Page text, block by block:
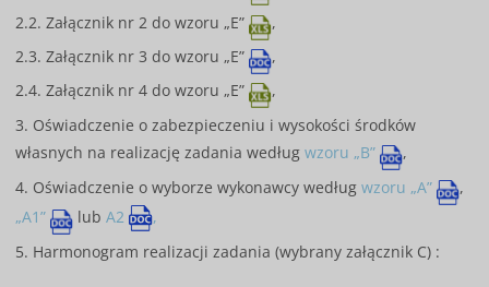
2.2. Załącznik nr 2 do wzoru „E”
,
2.3. Załącznik nr 3 do wzoru „E”
,
2.4. Załącznik nr 4 do wzoru „E”
,
3. Oświadczenie o zabezpieczeniu i wysokości środków
własnych na realizację zadania według wzoru „B”
,
4. Oświadczenie o wyborze wykonawcy według wzoru „A”
,
„A1”
lub A2
,
5. Harmonogram realizacji zadania (wybrany załącznik C) :